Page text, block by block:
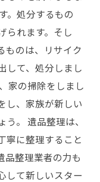
。処分するもの
られます。そし
ものは、リサイク
して、処分しまし
家の掃除をしまし
し、家族が新しい
。 遺品整理は、
寧に整理すること
品整理業者の力も
して新しいスター